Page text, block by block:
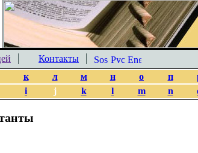
Контакты
к л м н о п
i j k l m n